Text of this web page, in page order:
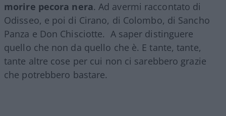
morire pecora nera. Ad avermi raccontato di
Odisseo, e poi di Cirano, di Colombo, di Sancho
Panza e Don Chisciotte. A saper distinguere
quello che non da quello che è. E tante, tante,
tante altre cose per cui non ci sarebbero grazie
che potrebbero bastare.